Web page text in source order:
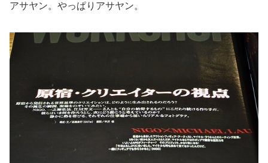
アサヤン。やっぱりアサヤン。